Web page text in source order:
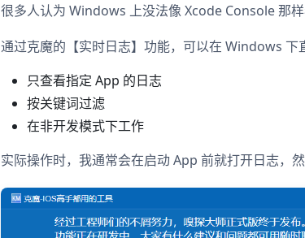
很多人认为 Windows 上没法像 Xcode Console 那样
通过克魔的【实时日志】功能，可以在 Windows 下
只查看指定 App 的日志
按关键词过滤
在非开发模式下工作
实际操作时，我通常会在启动 App 前就打开日志，